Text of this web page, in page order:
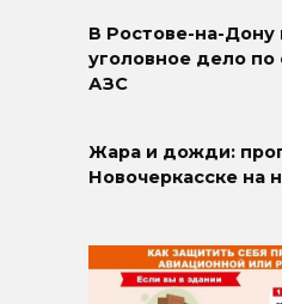
В Ростове-на-Дону
уголовное дело по
АЗС
Жара и дожди:
Новочеркасске на